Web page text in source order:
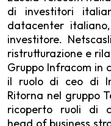
di investitori
datacenter
investitore.
ristrutturazione e
Gruppo Infracom in
il ruolo di ceo di
Ritorna nel gruppo
ricoperto ruoli di